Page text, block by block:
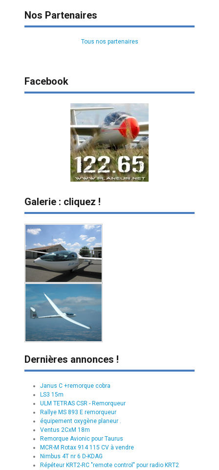
Nos Partenaires
Tous nos partenaires
Facebook
Galerie : cliquez !
Dernières annonces !
Janus C +remorque cobra
LS3 15m
ULM TETRAS CSR - Remorqueur
Rallye MS 893 E remorqueur
équipement oxygène planeur .
Ventus 2CxM 18m
Remorque Avionic pour Taurus
MCR-M Rotax 914 115 CV à vendre
Nimbus 4T nr 6 D-KDAG
Répéteur KRT2-RC "remote control" pour radio KRT2